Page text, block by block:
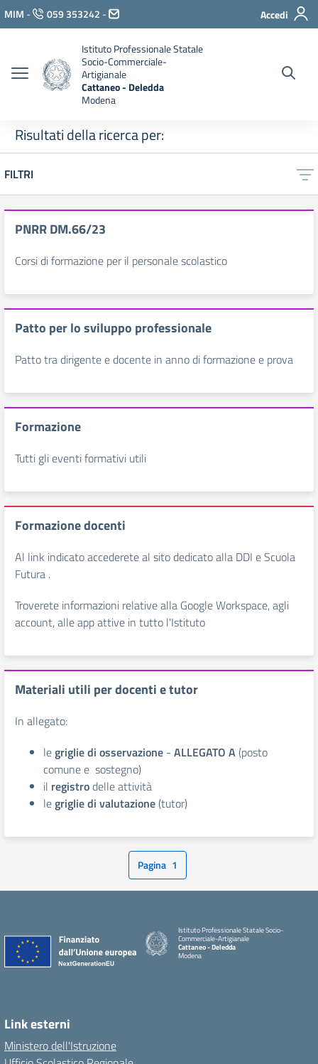
Vai ai contenuti
Vai al menu di navigazione
Vai al footer
MIM - 059 353242 - Accedi
Istituto Professionale Statale
Socio-Commerciale-
Artigianale
Cattaneo - Deledda
Modena
Risultati della ricerca per:
FILTRI
PNRR DM.66/23
Corsi di formazione per il personale scolastico
Patto per lo sviluppo professionale
Patto tra dirigente e docente in anno di formazione e prova
Formazione
Tutti gli eventi formativi utili
Formazione docenti
Al link indicato accederete al sito dedicato alla DDI e Scuola
Futura .
Troverete informazioni relative alla Google Workspace, agli
account, alle app attive in tutto l'Istituto
Materiali utili per docenti e tutor
In allegato:
legriglie di osservazione - ALLEGATO A (posto
comune e sostegno)
il registrodelle attività
legriglie di valutazione (tutor)
Pagina 1
Istituto Professionale Statale Socio-
Commerciale-Artigianale
Cattaneo - Deledda
Modena
Link esterni
Ministero dell'Istruzione